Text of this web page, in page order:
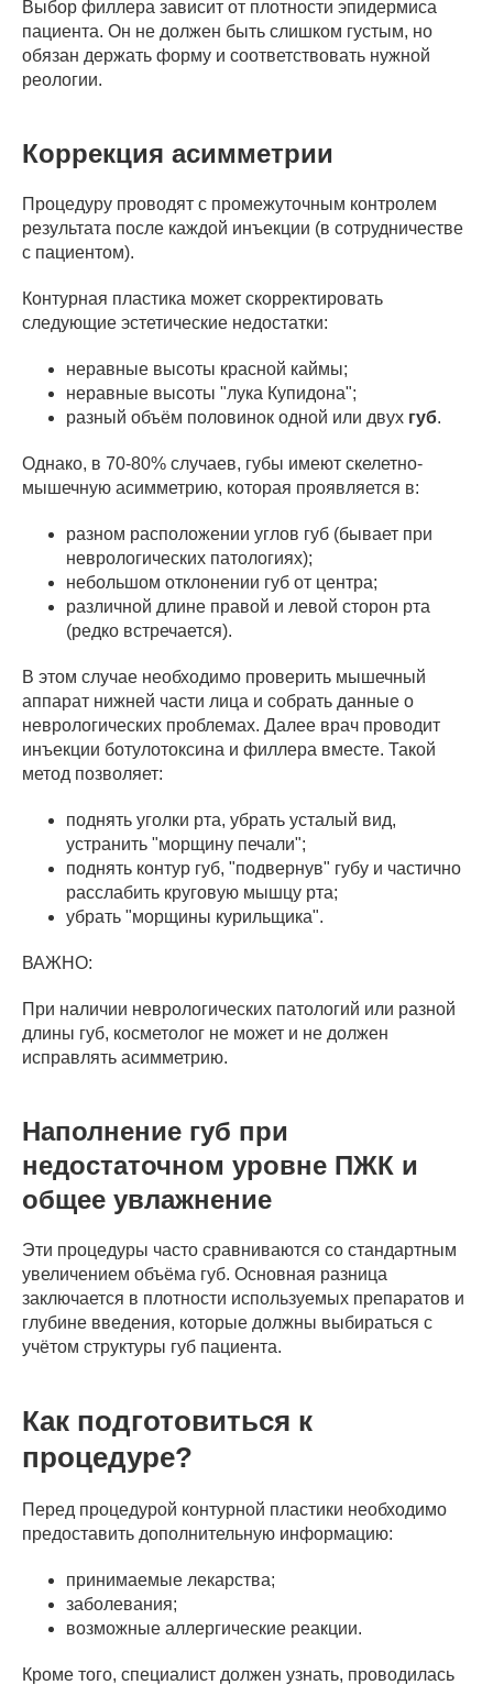
Выбор филлера зависит от плотности эпидермиса
пациента. Он не должен быть слишком густым, но
обязан держать форму и соответствовать нужной
реологии.
Коррекция асимметрии
Процедуру проводят с промежуточным контролем
результата после каждой инъекции (в сотрудничестве
с пациентом).
Контурная пластика может скорректировать
следующие эстетические недостатки:
неравные высоты красной каймы;
неравные высоты "лука Купидона";
разный объём половинок одной или двух губ.
Однако, в 70-80% случаев, губы имеют скелетно-
мышечную асимметрию, которая проявляется в:
разном расположении углов губ (бывает при
неврологических патологиях);
небольшом отклонении губ от центра;
различной длине правой и левой сторон рта
(редко встречается).
В этом случае необходимо проверить мышечный
аппарат нижней части лица и собрать данные о
неврологических проблемах. Далее врач проводит
инъекции ботулотоксина и филлера вместе. Такой
метод позволяет:
поднять уголки рта, убрать усталый вид,
устранить "морщину печали";
поднять контур губ, "подвернув" губу и частично
расслабить круговую мышцу рта;
убрать "морщины курильщика".
ВАЖНО:
При наличии неврологических патологий или разной
длины губ, косметолог не может и не должен
исправлять асимметрию.
Наполнение губ при
недостаточном уровне ПЖК и
общее увлажнение
Эти процедуры часто сравниваются со стандартным
увеличением объёма губ. Основная разница
заключается в плотности используемых препаратов и
глубине введения, которые должны выбираться с
учётом структуры губ пациента.
Как подготовиться к
процедуре?
Перед процедурой контурной пластики необходимо
предоставить дополнительную информацию:
принимаемые лекарства;
заболевания;
возможные аллергические реакции.
Кроме того, специалист должен узнать, проводилась